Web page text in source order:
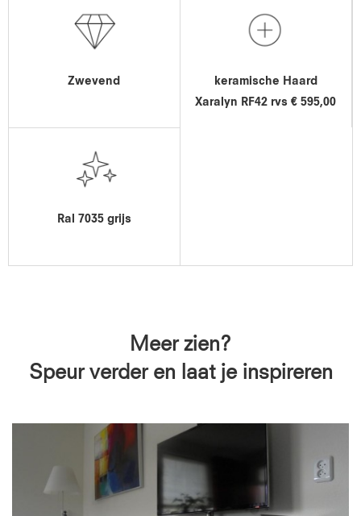
Zwevend
keramische Haard
Xaralyn RF42 rvs € 595,00
Ral 7035 grijs
Meer zien?
Speur verder en laat je inspireren